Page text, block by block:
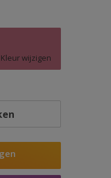
Kleur wijzigen